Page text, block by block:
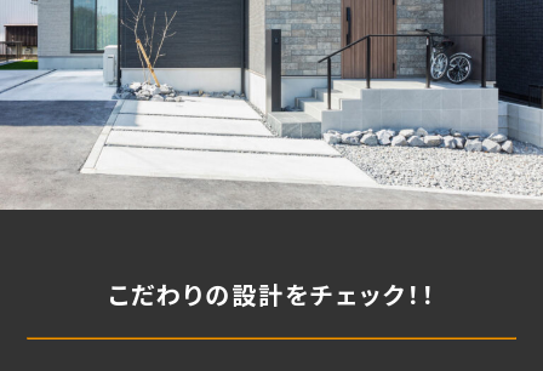
こだわりの設計をチェック！！